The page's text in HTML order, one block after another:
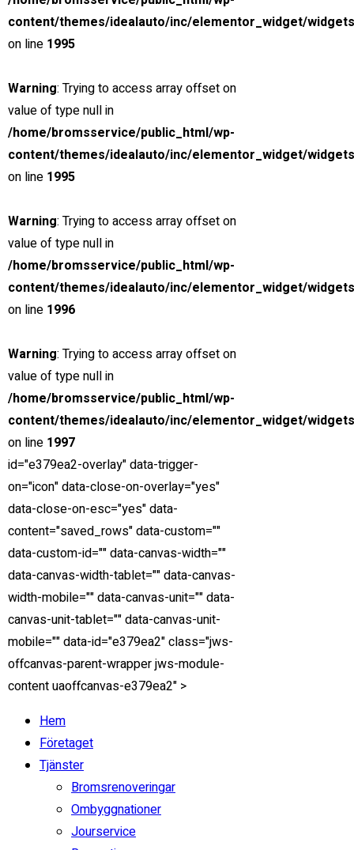
content/themes/idealauto/inc/elementor_widget/
on line 1995
Warning: Trying to access array offset on
value of type null in
/home/bromsservice/public_html/wp-
content/themes/idealauto/inc/elementor_widget/
on line 1995
Warning: Trying to access array offset on
value of type null in
/home/bromsservice/public_html/wp-
content/themes/idealauto/inc/elementor_widget/
on line 1996
Warning: Trying to access array offset on
value of type null in
/home/bromsservice/public_html/wp-
content/themes/idealauto/inc/elementor_widget/
on line 1997
id="e379ea2-overlay" data-trigger-
on="icon" data-close-on-overlay="yes"
data-close-on-esc="yes" data-
content="saved_rows" data-custom=""
data-custom-id="" data-canvas-width=""
data-canvas-width-tablet="" data-canvas-
width-mobile="" data-canvas-unit="" data-
canvas-unit-tablet="" data-canvas-unit-
mobile="" data-id="e379ea2" class="jws-
offcanvas-parent-wrapper jws-module-
content uaoffcanvas-e379ea2" >
Hem
Företaget
Tjänster
Bromsrenoveringar
Ombyggnationer
Jourservice
LÅNG ERFARENHET
Hög kompetens & lång erfarenhet
Umeå Bromsservice ABerbjuder, reparationer, underhåll och
jourservice för lastbil, släp & trailer med hög servicegrad och kvalitet
som kännetecken. Vi är bl a ackrediterade av SWEDAC för att släcka
FÖLJ OSS PÅ
Facebook-f
TJÄNSTER
Släckning av 2:or
Ombyggnad
Jourservice
POPULÄRA LÄNKAR